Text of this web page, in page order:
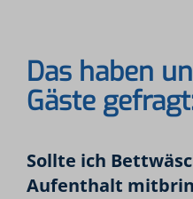
Das haben
Gäste
Sollte ich
Aufenthalt